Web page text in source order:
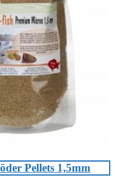
Pellets 1,5mm